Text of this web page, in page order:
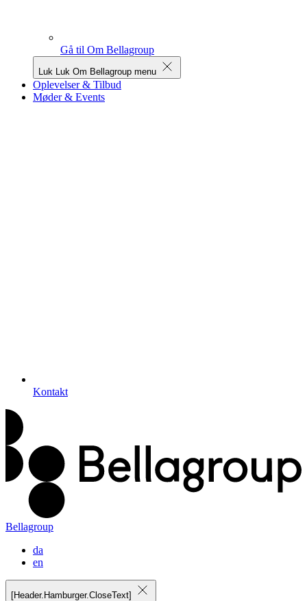
Gå til Om Bellagroup
Luk Luk Om Bellagroup menu
Oplevelser & Tilbud
Møder & Events
Kontakt
Bellagroup
da
en
[Header.Hamburger.CloseText]